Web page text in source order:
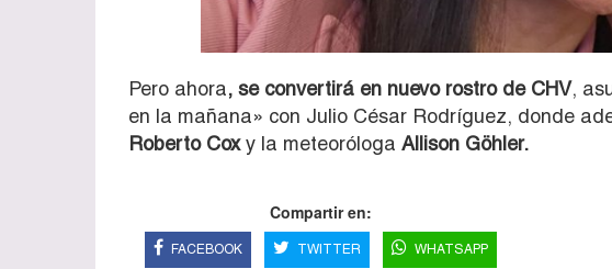
Pero ahora, se convertirá en nuevo rostro de CHV,
en la mañana» con Julio César Rodríguez, donde
Roberto Coxy la meteoróloga Allison Göhler.
Compartir en:
FACEBOOK TWITTER WHATSAPP